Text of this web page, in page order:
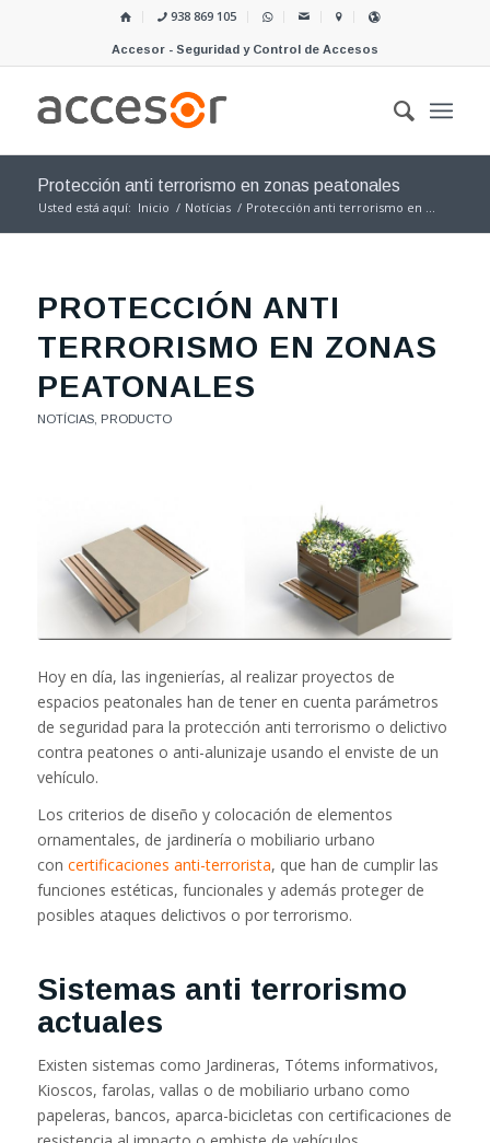
938 869 105
Accesor - Seguridad y Control de Accesos
Protección anti terrorismo en zonas peatonales
Usted está aquí: Inicio / Notícias / Protección anti terrorismo en ...
PROTECCIÓN ANTI
TERRORISMO EN ZONAS
PEATONALES
NOTÍCIAS, PRODUCTO
Hoy en día, las ingenierías, al realizar proyectos de
espacios peatonales han de tener en cuenta parámetros
de seguridad para la protección anti terrorismo o delictivo
contra peatones o anti-alunizaje usando el enviste de un
vehículo.
Los criterios de diseño y colocación de elementos
ornamentales, de jardinería o mobiliario urbano
con certificaciones anti-terrorista, que han de cumplir las
funciones estéticas, funcionales y además proteger de
posibles ataques delictivos o por terrorismo.
Sistemas anti terrorismo
actuales
Existen sistemas como Jardineras, Tótems informativos,
Kioscos, farolas, vallas o de mobiliario urbano como
papeleras, bancos, aparca-bicicletas con certificaciones de